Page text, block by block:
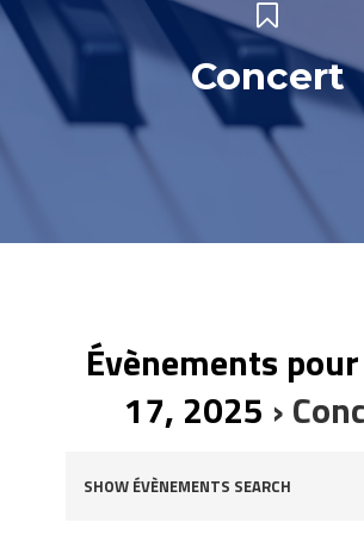
Concert
Évènements
17, 2025 ›
Évènements
SHOW ÉVÈNEMENTS SEARCH